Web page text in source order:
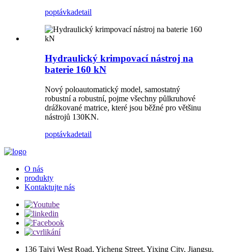
poptávkadetail
Hydraulický krimpovací nástroj na
baterie 160 kN
Nový poloautomatický model, samostatný
robustní a robustní, pojme všechny půlkruhové
drážkované matrice, které jsou běžné pro většinu
nástrojů 130KN.
poptávkadetail
O nás
produkty
Kontaktujte nás
136 Taiyi West Road, Yicheng Street, Yixing City, Jiangsu,